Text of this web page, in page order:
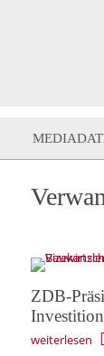
ZDB-
weiterlesen